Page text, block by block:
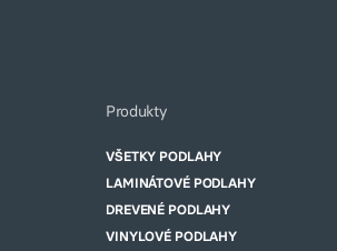
Produkty
VŠETKY PODLAHY
LAMINÁTOVÉ PODLAHY
DREVENÉ PODLAHY
VINYLOVÉ PODLAHY